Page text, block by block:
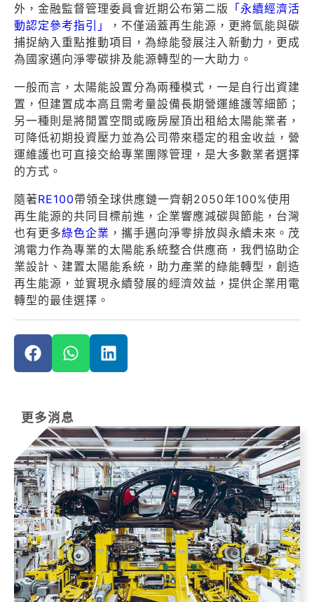
外，金融監督管理委員會近期公布第二版 「永續經濟活
動認定參考指引」
，不僅涵蓋再生能源，更將氫能與碳
捕捉納入重點推動項目，為綠能發展注入新動力，更成
為國家邁向淨零碳排及能源轉型的一大助力。
一般而言，太陽能設置分為兩種模式，一是自行出資建
置，但建置成本高且需考量設備長期營運維護等細節；
另一種則是將閒置空間或廠房屋頂出租給太陽能業者，
可降低初期投資壓力並為公司帶來穩定的租金收益，營
運維護也可直接交給專業團隊管理，是大多數業者選擇
的方式。
隨著RE100帶領全球供應鏈一齊朝2050年100%使用
再生能源的共同目標前進，企業響應減碳與節能，台灣
也有更多綠色企業 ，攜手邁向淨零排放與永續未來。茂
鴻電力作為專業的太陽能系統整合供應商，我們協助企
業設計、建置太陽能系統，助力產業的綠能轉型，創造
再生能源，並實現永續發展的經濟效益，提供企業用電
轉型的最佳選擇。
更多消息